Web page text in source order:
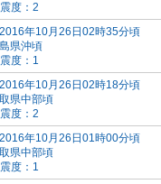
度：2
年10月26日02時35分頃
県沖頃
度：1
年10月26日02時18分頃
県中部頃
度：2
年10月26日01時00分頃
県中部頃
度：1